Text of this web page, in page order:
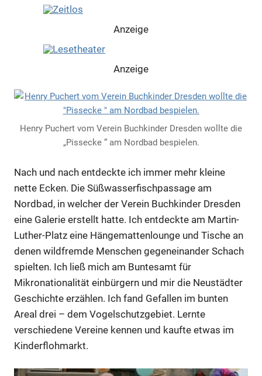
Anzeige
Anzeige
Anzeige
Anzeige
Anzeige
Henry Puchert vom Verein Buchkinder Dresden wollte die
„Pissecke “ am Nordbad bespielen.
Nach und nach entdeckte ich immer mehr kleine
nette Ecken. Die Süßwasserfischpassage am
Nordbad, in welcher der Verein Buchkinder Dresden
eine Galerie erstellt hatte. Ich entdeckte am Martin-
Luther-Platz eine Hängemattenlounge und Tische an
denen wildfremde Menschen gegeneinander Schach
spielten. Ich ließ mich am Buntesamt für
Mikronationalität einbürgern und mir die Neustädter
Geschichte erzählen. Ich fand Gefallen im bunten
Areal drei – dem Vogelschutzgebiet. Lernte
verschiedene Vereine kennen und kaufte etwas im
Kinderflohmarkt.